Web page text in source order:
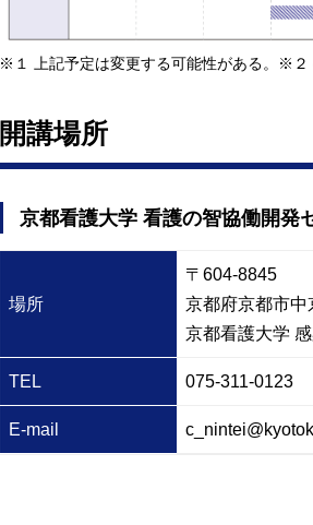
※１ 上記予定は変更する可能性がある。※２
開講場所
京都看護大学 看護の智協働開発
場所
〒604-8845
京都府京都市中
京都看護大学
TEL 075-311-0123
E-mail